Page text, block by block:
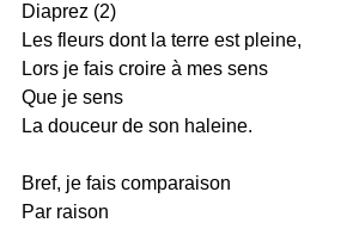
Diaprez (2)
Les fleurs dont la terre est pleine,
Lors je fais croire à mes sens
Que je sens
La douceur de son haleine.
Bref, je fais comparaison
Par raison